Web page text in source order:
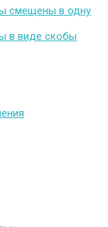
смещены в одну
в виде скобы